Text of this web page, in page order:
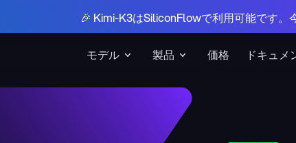
モデル 製品 価格 ドキュメ
🎉 Kimi-K3はSiliconFlowで利用可能です。